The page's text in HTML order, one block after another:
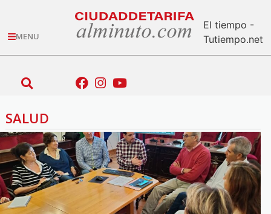
MENU
El tiempo -
Tutiempo.net
SALUD